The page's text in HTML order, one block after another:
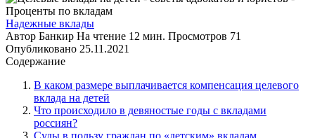
Надежные вклады
Автор Банкир На чтение 12 мин. Просмотров 71
Опубликовано 25.11.2021
Содержание
В каком размере выплачивается компенсация целевого
вклада на детей
Что происходило в девяностые годы с вкладами
россиян?
Суды в пользу граждан по «детским» вкладам